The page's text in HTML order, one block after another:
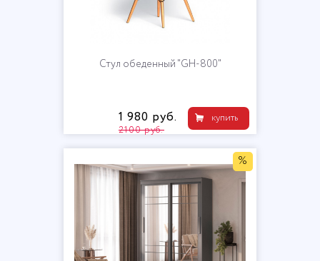
Стул обеденный "GH-800"
купить
1 980 руб.
2100 руб.
%